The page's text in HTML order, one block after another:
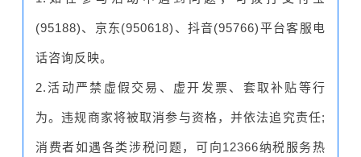
(95188)、京东(950618)、抖音(95766)平台客服电
话咨询反映。
2.活动严禁虚假交易、虚开发票、套取补贴等行
为。违规商家将被取消参与资格，并依法追究责任;
消费者如遇各类涉税问题，可向12366纳税服务热